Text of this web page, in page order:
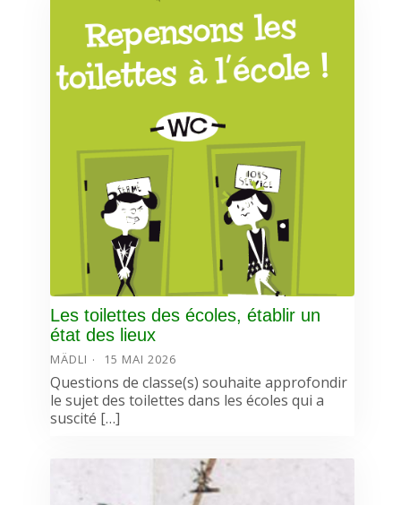
Les toilettes des écoles, établir un
état des lieux
MÄDLI 15 MAI 2026
Questions de classe(s) souhaite approfondir
le sujet des toilettes dans les écoles qui a
suscité […]